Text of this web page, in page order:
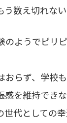
数え切れな
ようでピリ
らず、学校
を維持でき
代としての